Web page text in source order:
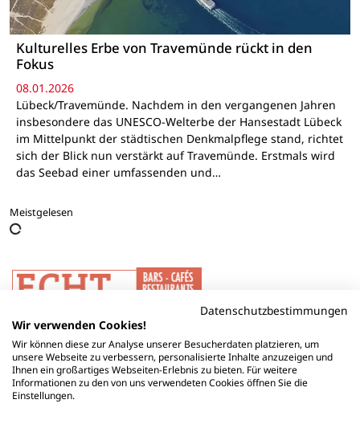
Kulturelles Erbe von Travemünde rückt in den
Fokus
08.01.2026
Lübeck/Travemünde. Nachdem in den vergangenen Jahren
insbesondere das UNESCO-Welterbe der Hansestadt Lübeck
im Mittelpunkt der städtischen Denkmalpflege stand, richtet
sich der Blick nun verstärkt auf Travemünde. Erstmals wird
das Seebad einer umfassenden und…
Meistgelesen
Datenschutzbestimmungen
Wir verwenden Cookies!
Wir können diese zur Analyse unserer Besucherdaten platzieren, um
unsere Webseite zu verbessern, personalisierte Inhalte anzuzeigen und
Ihnen ein großartiges Webseiten-Erlebnis zu bieten. Für weitere
Informationen zu den von uns verwendeten Cookies öffnen Sie die
Einstellungen.